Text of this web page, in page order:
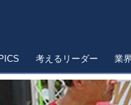
考えるリーダー 業